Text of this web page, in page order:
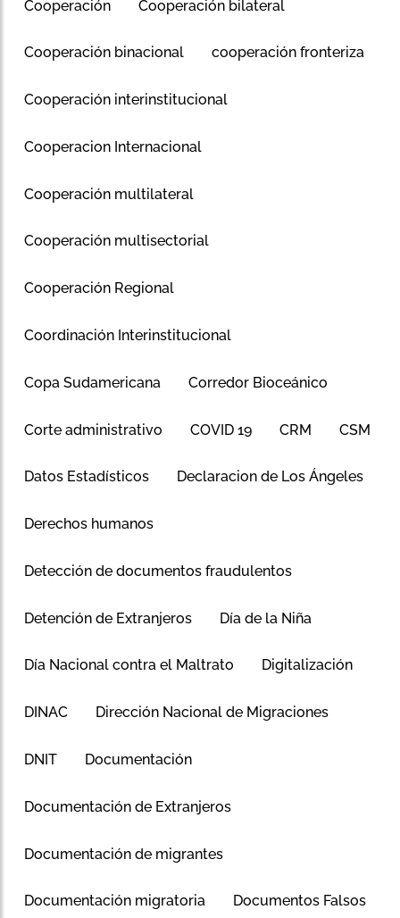
Cooperación Cooperación bilateral
Cooperación binacional cooperación fronteriza
Cooperación interinstitucional
Cooperacion Internacional
Cooperación multilateral
Cooperación multisectorial
Cooperación Regional
Coordinación Interinstitucional
Copa Sudamericana Corredor Bioceánico
Corte administrativo COVID 19 CRM CSM
Datos Estadísticos Declaracion de Los Ángeles
Derechos humanos
Detección de documentos fraudulentos
Detención de Extranjeros Día de la Niña
Día Nacional contra el Maltrato Digitalización
DINAC Dirección Nacional de Migraciones
DNIT Documentación
Documentación de Extranjeros
Documentación de migrantes
Documentación migratoria Documentos Falsos